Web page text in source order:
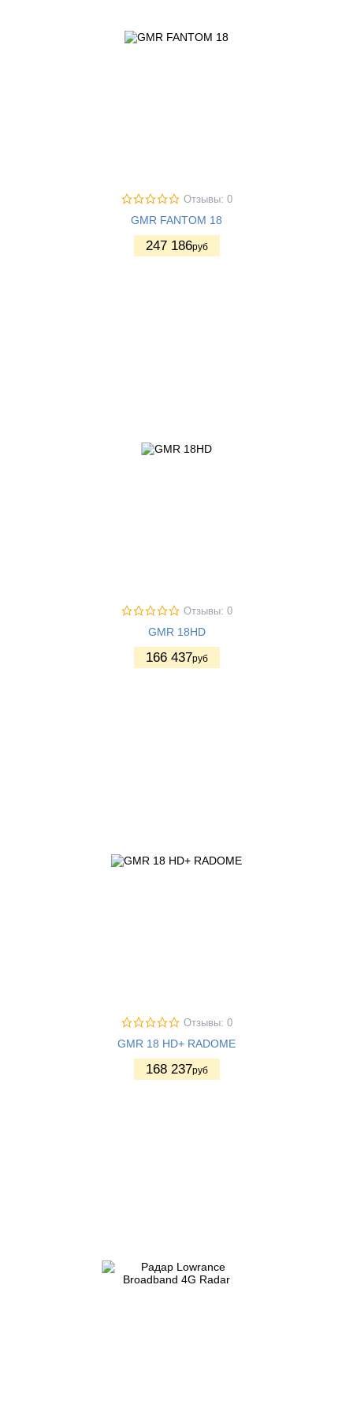
Отзывы: 0
GMR FANTOM 18
247 186руб
Отзывы: 0
GMR 18HD
166 437руб
Отзывы: 0
GMR 18 HD+ RADOME
168 237руб